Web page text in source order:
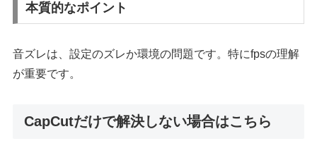
本質的なポイント
音ズレは、設定のズレか環境の問題です。特にfpsの理解
が重要です。
CapCutだけで解決しない場合はこちら